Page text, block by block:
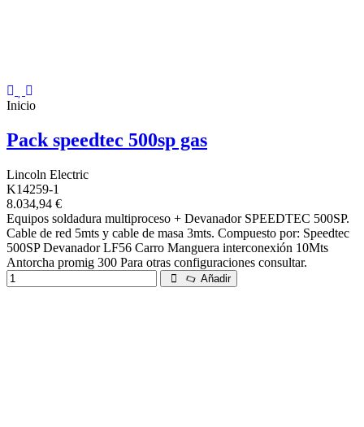
Inicio
Pack speedtec 500sp gas
Lincoln Electric
K14259-1
8.034,94 €
Equipos soldadura multiproceso + Devanador SPEEDTEC 500SP.
Cable de red 5mts y cable de masa 3mts. Compuesto por: Speedtec
500SP Devanador LF56 Carro Manguera interconexión 10Mts
Antorcha promig 300 Para otras configuraciones consultar.
Añadir